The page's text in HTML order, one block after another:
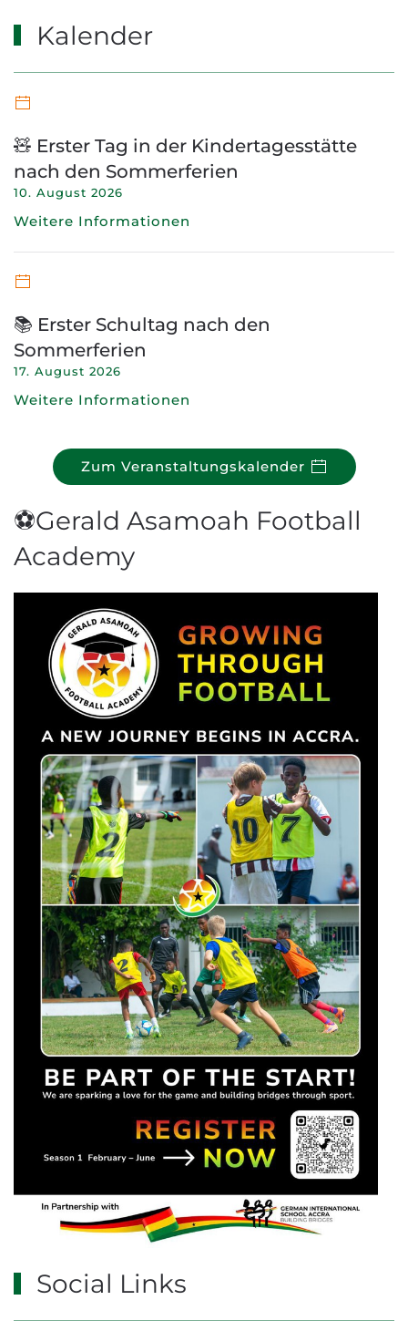
Kalender
🧸 Erster Tag in der Kindertagesstätte
nach den Sommerferien
10. August 2026
Weitere Informationen
📚 Erster Schultag nach den
Sommerferien
17. August 2026
Weitere Informationen
Zum Veranstaltungskalender
⚽Gerald Asamoah Football
Academy
Social Links